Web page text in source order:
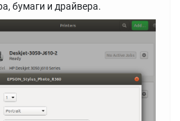
бумаги и драйвера.